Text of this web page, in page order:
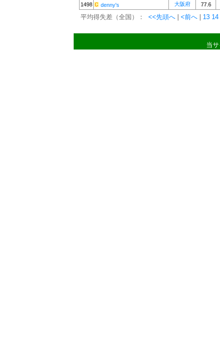
1498 denny's 大阪府 77.6
平均得失差（全国）： <<先頭へ <前へ 13 14
当